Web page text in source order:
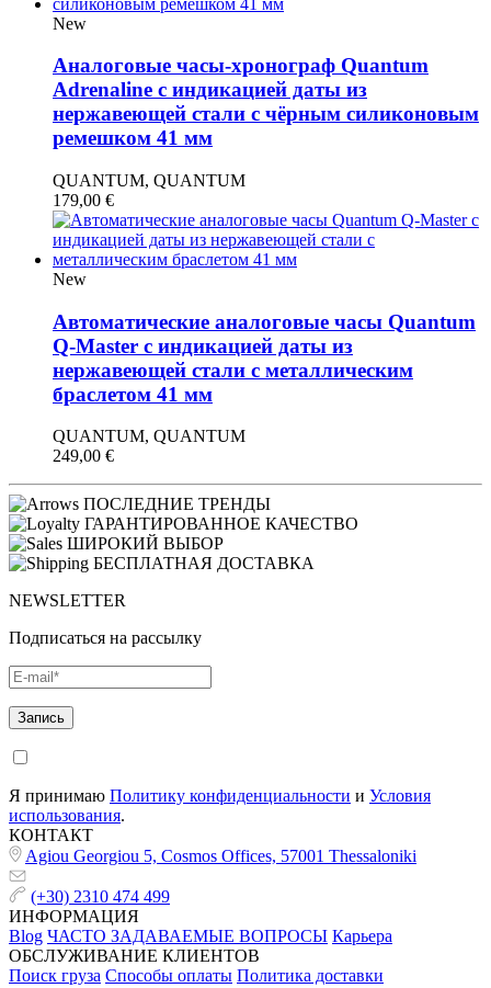
New
Аналоговые часы-хронограф Quantum
Adrenaline с индикацией даты из
нержавеющей стали с чёрным силиконовым
ремешком 41 мм
QUANTUM, QUANTUM
179,00 €
New
Автоматические аналоговые часы Quantum
Q-Master с индикацией даты из
нержавеющей стали с металлическим
браслетом 41 мм
QUANTUM, QUANTUM
249,00 €
ПОСЛЕДНИЕ ТРЕНДЫ
ГАРАНТИРОВАННОЕ КАЧЕСТВО
ШИРОКИЙ ВЫБОР
БЕСПЛАТНАЯ ДОСТАВКА
NEWSLETTER
Подписаться на рассылку
Я принимаю Политику конфиденциальности и Условия
использования.
КОНТАКТ
Agiou Georgiou 5, Cosmos Offices, 57001 Thessaloniki
(+30) 2310 474 499
ИНФОРМАЦИЯ
Blog ЧАСТО ЗАДАВАЕМЫЕ ВОПРОСЫ Карьера
ОБСЛУЖИВАНИЕ КЛИЕНТОВ
Поиск груза Способы оплаты Политика доставки